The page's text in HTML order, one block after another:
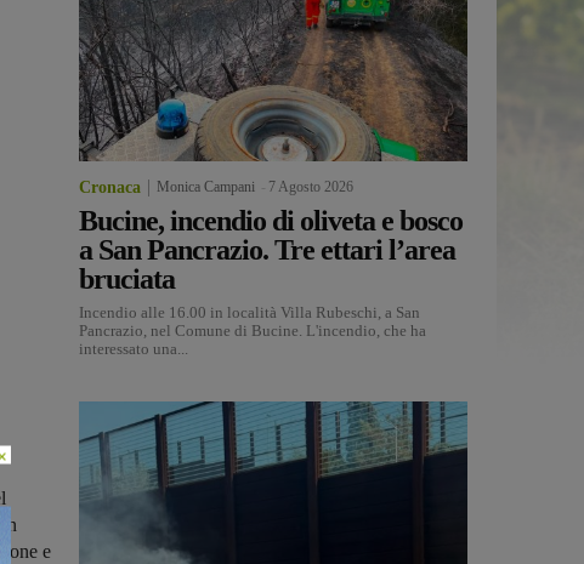
e
Cronaca Monica Campani 7 Agosto 2026
Bucine, incendio di oliveta e bosco
a San Pancrazio. Tre ettari l’area
bruciata
Incendio alle 16.00 in località Villa Rubeschi, a San
Pancrazio, nel Comune di Bucine. L'incendio, che ha
interessato una...